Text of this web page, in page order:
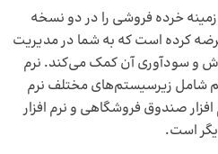
خرده‌ فروشی را در دو نسخه
کرده است که به شما در مدیریت
و سودآوری آن کمک می‌کند. نرم
شامل زیرسیستم‌های مختلف نرم
صندوق فروشگاهی و نرم افزار
است.